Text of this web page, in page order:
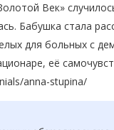
Век»
Бабушка стала
для больных с
её
anna-stupina/